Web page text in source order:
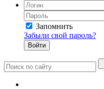
Запомнить
Забыли свой пароль?